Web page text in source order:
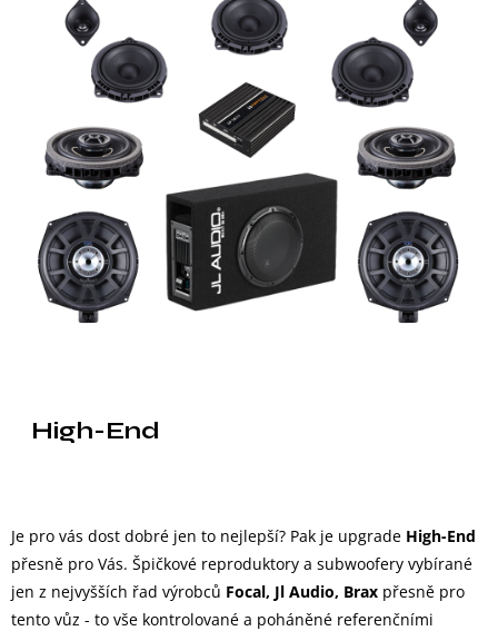
High-End
Je pro vás dost dobré jen to nejlepší? Pak je upgrade High-End
přesně pro Vás. Špičkové reproduktory a subwoofery vybírané
jen z nejvyšších řad výrobců Focal, Jl Audio, Brax přesně pro
tento vůz - to vše kontrolované a poháněné referenčními